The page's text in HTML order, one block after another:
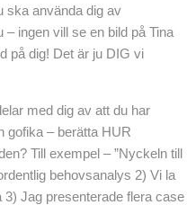
ska använda dig av
ingen vill se en bild på Tina
på dig! Det är ju DIG vi
med dig av att du har
gofika – berätta HUR
Till exempel – ”Nyckeln till
behovsanalys 2) Vi la
Jag presenterade flera case